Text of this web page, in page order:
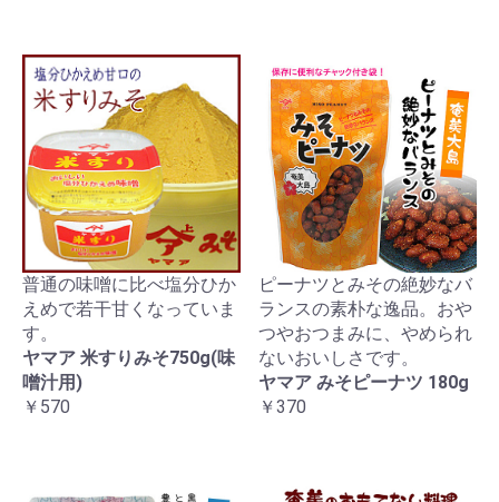
普通の味噌に比べ塩分ひか
えめで若干甘くなっていま
す。
ヤマア 米すりみそ750g(味
噌汁用)
￥570
ピーナツとみその絶妙なバ
ランスの素朴な逸品。おや
つやおつまみに、やめられ
ないおいしさです。
ヤマア みそピーナツ 180g
￥370